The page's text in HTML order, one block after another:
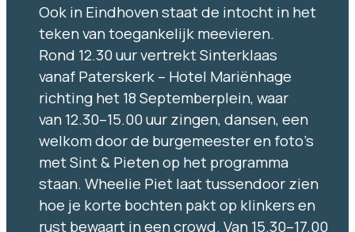
Ook in Eindhoven staat de intocht in het
teken van toegankelijk meevieren.
Rond 12.30 uur vertrekt Sinterklaas
vanaf Paterskerk – Hotel Mariënhage
richting het 18 Septemberplein, waar
van 12.30–15.00 uur zingen, dansen, een
welkom door de burgemeester en foto’s
met Sint & Pieten op het programma
staan. Wheelie Piet laat tussendoor zien
hoe je korte bochten pakt op klinkers en
rust bewaart in een crowd. Van 15.30–17.00